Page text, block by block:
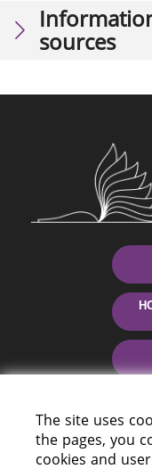
sources
The site uses
the pages, you
cookies and